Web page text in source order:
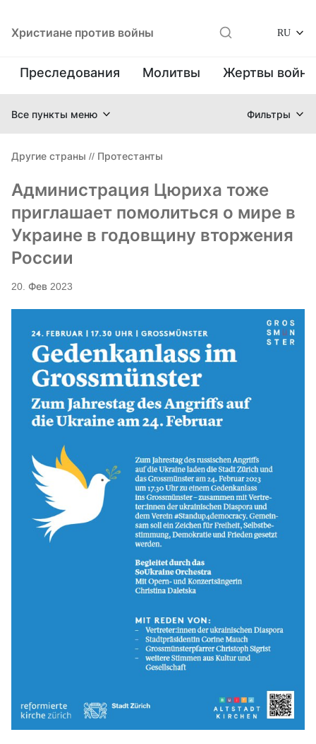
Христиане против войны RU
Преследования Молитвы Жертвы
Все пункты меню Фильтры
Другие страны // Протестанты
Администрация Цюриха тоже
приглашает помолиться о мире в
Украине в годовщину вторжения
России
20. Фев 2023